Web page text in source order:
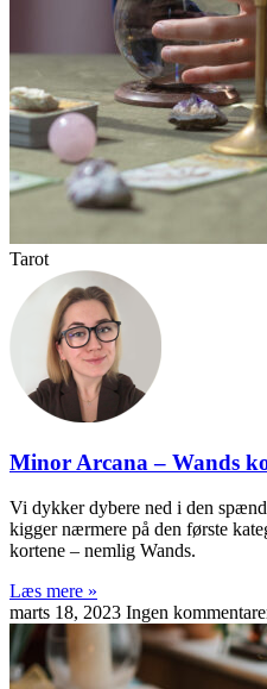
Tarot
Minor Arcana – Wands
Vi dykker dybere ned i den
kigger nærmere på den første
kortene – nemlig Wands.
Læs mere »
marts 18, 2023 Ingen